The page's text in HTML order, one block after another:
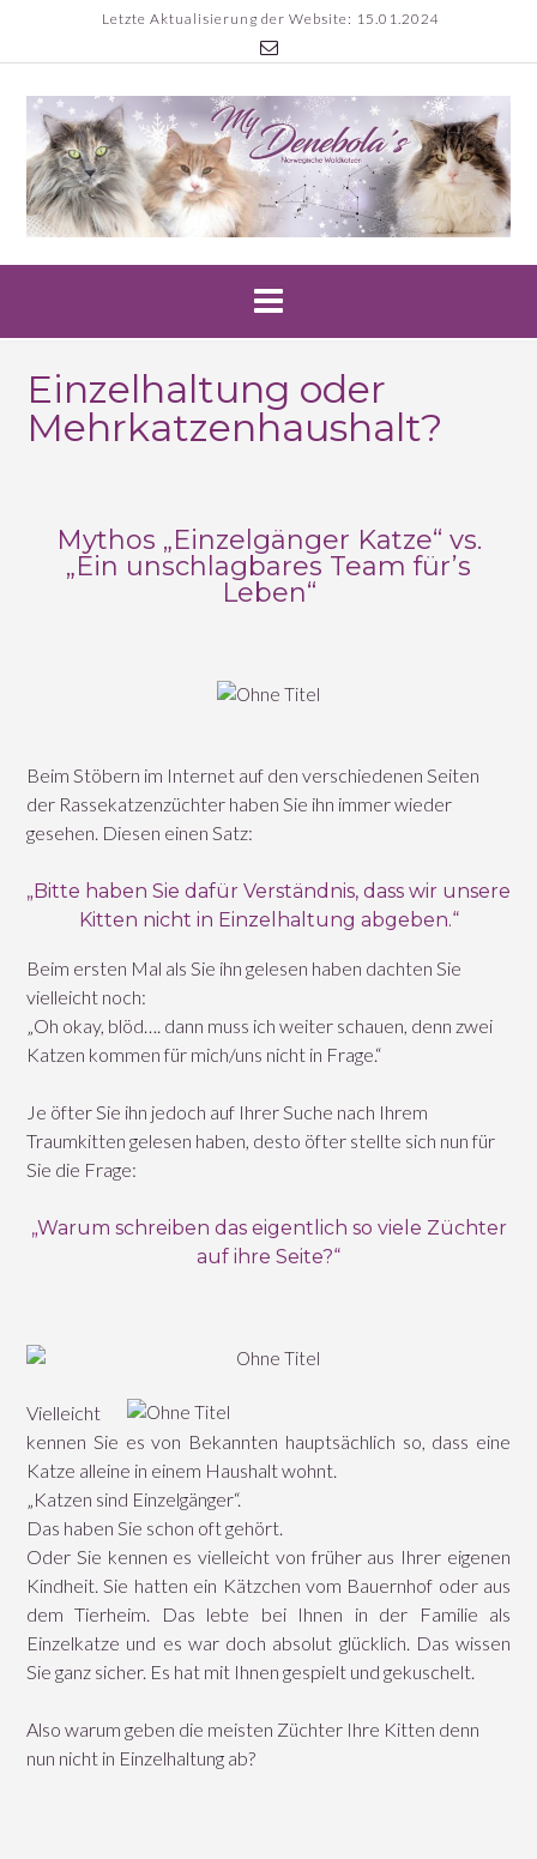
content
Letzte Aktualisierung der Website: 15.01.2024
Einzelhaltung oder
Mehrkatzenhaushalt?
Mythos „Einzelgänger Katze“ vs.
„Ein unschlagbares Team für’s
Leben“
Beim Stöbern im Internet auf den verschiedenen Seiten
der Rassekatzenzüchter haben Sie ihn immer wieder
gesehen. Diesen einen Satz:
„Bitte haben Sie dafür Verständnis, dass wir unsere
Kitten nicht in Einzelhaltung abgeben.“
Beim ersten Mal als Sie ihn gelesen haben dachten Sie
vielleicht noch:
„Oh okay, blöd…. dann muss ich weiter schauen, denn zwei
Katzen kommen für mich/uns nicht in Frage.“
Je öfter Sie ihn jedoch auf Ihrer Suche nach Ihrem
Traumkitten gelesen haben, desto öfter stellte sich nun für
Sie die Frage:
„Warum schreiben das eigentlich so viele Züchter
auf ihre Seite?“
Vielleicht
kennen Sie es von Bekannten hauptsächlich so, dass eine
Katze alleine in einem Haushalt wohnt.
„Katzen sind Einzelgänger“.
Das haben Sie schon oft gehört.
Oder Sie kennen es vielleicht von früher aus Ihrer eigenen
Kindheit. Sie hatten ein Kätzchen vom Bauernhof oder aus
dem Tierheim. Das lebte bei Ihnen in der Familie als
Einzelkatze und es war doch absolut glücklich. Das wissen
Sie ganz sicher. Es hat mit Ihnen gespielt und gekuschelt.
Also warum geben die meisten Züchter Ihre Kitten denn
nun nicht in Einzelhaltung ab?